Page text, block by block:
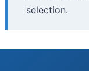
selection.